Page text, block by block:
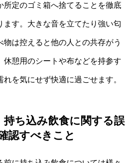
所定のゴミ箱へ捨てることを徹底
ます。大きな音を立てたり強い匂
物は控えると他の人との共存がう
休憩用のシートや布などを持参す
を気にせず快適に過ごせます。
持ち込み飲食に関する誤
認すべきこと